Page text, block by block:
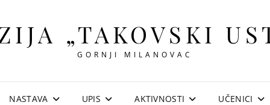
„TAKOVSKI
GORNJI MILANOVAC
NASTAVA UPIS AKTIVNOSTI UČENICI